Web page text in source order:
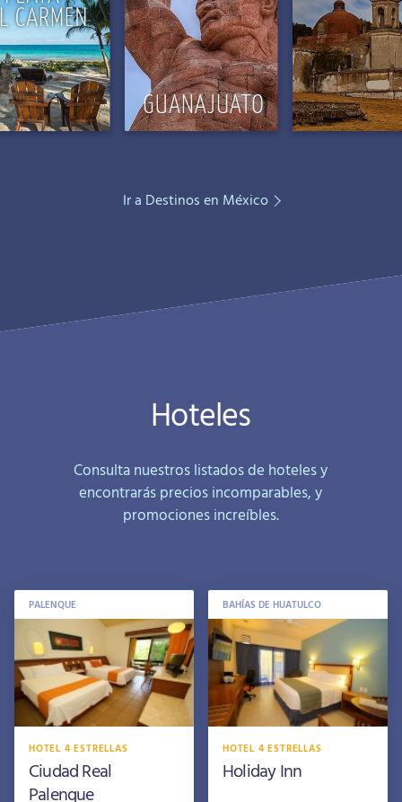
Ir a Destinos en México
Hoteles
Consulta nuestros listados de hoteles y
encontrarás precios incomparables, y
promociones increíbles.
PALENQUE
HOTEL 4 ESTRELLAS
Ciudad Real
Palenque
BAHÍAS DE HUATULCO
HOTEL 4 ESTRELLAS
Holiday Inn